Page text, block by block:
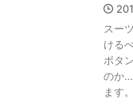
スー
ける
ボタ
のか
ます。